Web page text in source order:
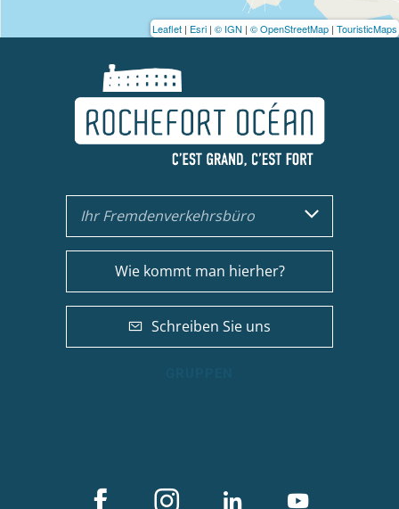
Leaflet | Esri | © IGN | © OpenStreetMap | TouristicMaps
Ihr Fremdenverkehrsbüro
Wie kommt man hierher?
Schreiben Sie uns